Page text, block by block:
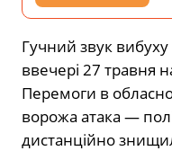
Гучний звук
ввечері 27 травня
Перемоги в
ворожа атака —
дистанційно